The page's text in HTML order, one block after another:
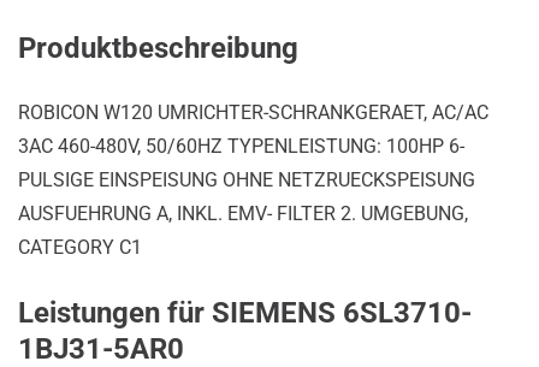
Produktbeschreibung
ROBICON W120 UMRICHTER-SCHRANKGERAET, AC/AC
3AC 460-480V, 50/60HZ TYPENLEISTUNG: 100HP 6-
PULSIGE EINSPEISUNG OHNE NETZRUECKSPEISUNG
AUSFUEHRUNG A, INKL. EMV- FILTER 2. UMGEBUNG,
CATEGORY C1
Leistungen für SIEMENS 6SL3710-
1BJ31-5AR0